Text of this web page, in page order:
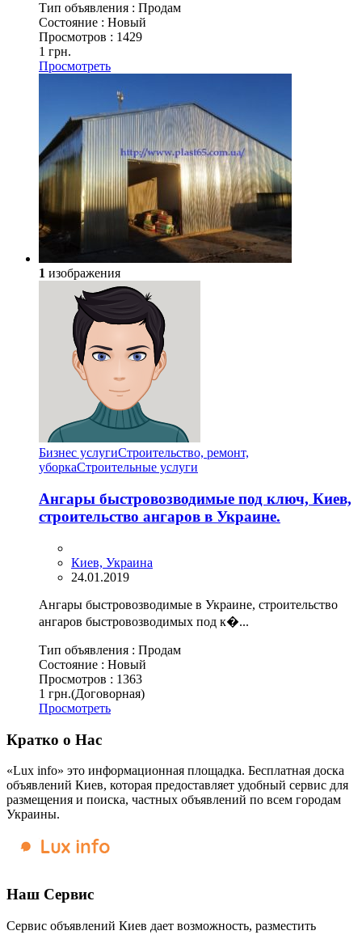
Тип объявления : Продам
Состояние : Новый
Просмотров : 1429
1 грн.
Просмотреть
1 изображения
Бизнес услугиСтроительство, ремонт,
уборкаCтроительные услуги
Ангары быстровозводимые под ключ, Киев,
строительство ангаров в Украине.
Киев, Украина
24.01.2019
Ангары быстровозводимые в Украине, строительство
ангаров быстровозводимых под к�...
Тип объявления : Продам
Состояние : Новый
Просмотров : 1363
1 грн.(Договорная)
Просмотреть
Кратко о Нас
«Lux info» это информационная площадка. Бесплатная доска
объявлений Киев, которая предоставляет удобный сервис для
размещения и поиска, частных объявлений по всем городам
Украины.
Наш Сервис
Сервис объявлений Киев дает возможность, разместить